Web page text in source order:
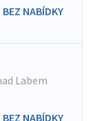
BEZ NABÍDKY
Labem
BEZ NABÍDKY